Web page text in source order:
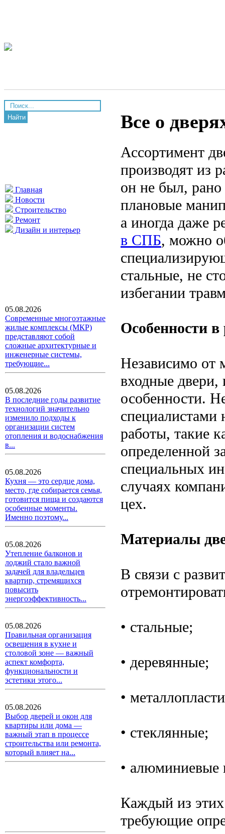
Найти
Главная
Новости
Строительство
Ремонт
Дизайн и интерьер
05.08.2026
Современные многоэтажные
жилые комплексы (МКР)
представляют собой
сложные архитектурные и
инженерные системы,
требующие...
05.08.2026
В последние годы развитие
технологий значительно
изменило подходы к
организации систем
отопления и водоснабжения
в...
05.08.2026
Кухня — это сердце дома,
место, где собирается семья,
готовится пища и создаются
особенные моменты.
Именно поэтому...
05.08.2026
Утепление балконов и
лоджий стало важной
задачей для владельцев
квартир, стремящихся
повысить
энергоэффективность...
05.08.2026
Правильная организация
освещения в кухне и
столовой зоне — важный
аспект комфорта,
функциональности и
эстетики этого...
05.08.2026
Выбор дверей и окон для
квартиры или дома —
важный этап в процессе
строительства или ремонта,
который влияет на...
Все о
Ассортимент
производят из
он не был,
плановые
а иногда даже
в СПБ, можно
стальные, не
избегании
Особенности в
Независимо от
входные двери,
особенности.
специалистами
работы, такие
определенной
специальных
случаях
цех.
Материалы
В связи с
• стальные;
• деревянные;
•
• стеклянные;
• алюминиевые
Каждый из
требующие